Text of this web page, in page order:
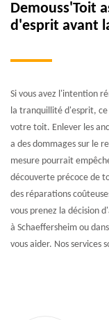
Demouss'Toit
d'esprit avant
Si vous avez l'intention
la tranquillité d'esprit,
votre toit. Enlever les
a des dommages sur le
mesure pourrait
découverte précoce de
des réparations
vous prenez la décision
à Schaeffersheim ou
vous aider. Nos services